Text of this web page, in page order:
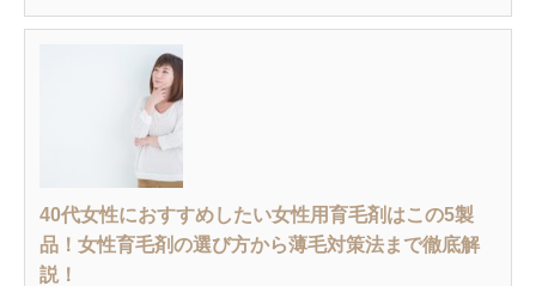
40代女性におすすめしたい女性用育毛剤はこの5製
品！女性育毛剤の選び方から薄毛対策法まで徹底解
説！